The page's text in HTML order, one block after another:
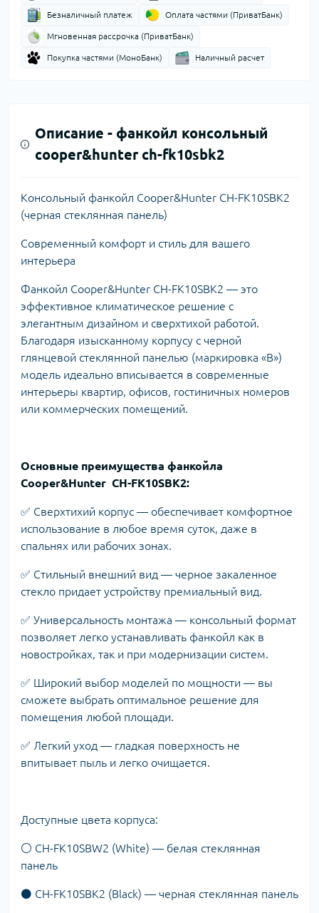
Безналичный платеж Оплата частями (ПриватБанк)
Мгновенная рассрочка (ПриватБанк)
Покупка частями (МоноБанк) Наличный расчет
Описание - фанкойл консольный
cooper&hunter ch-fk10sbk2
Консольный фанкойл Cooper&Hunter CH-FK10SBK2
(черная стеклянная панель)
Современный комфорт и стиль для вашего
интерьера
Фанкойл Cooper&Hunter CH-FK10SBK2 — это
эффективное климатическое решение с
элегантным дизайном и сверхтихой работой.
Благодаря изысканному корпусу с черной
глянцевой стеклянной панелью (маркировка «B»)
модель идеально вписывается в современные
интерьеры квартир, офисов, гостиничных номеров
или коммерческих помещений.
Основные преимущества фанкойла
Cooper&Hunter CH-FK10SBK2:
✅ Сверхтихий корпус — обеспечивает комфортное
использование в любое время суток, даже в
спальнях или рабочих зонах.
✅ Стильный внешний вид — черное закаленное
стекло придает устройству премиальный вид.
✅ Универсальность монтажа — консольный формат
позволяет легко устанавливать фанкойл как в
новостройках, так и при модернизации систем.
✅ Широкий выбор моделей по мощности — вы
сможете выбрать оптимальное решение для
помещения любой площади.
✅ Легкий уход — гладкая поверхность не
впитывает пыль и легко очищается.
Доступные цвета корпуса:
⚪ CH-FK10SBW2 (White) — белая стеклянная
панель
⚫ CH-FK10SBK2 (Black) — черная стеклянная панель